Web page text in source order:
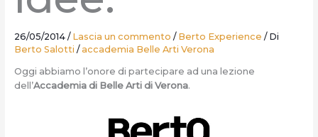
26/05/2014 / Lascia un commento / Berto Experience / Di
Berto Salotti / accademia Belle Arti Verona
Oggi abbiamo l’onore di partecipare ad una lezione
dell’Accademia di Belle Arti di Verona.